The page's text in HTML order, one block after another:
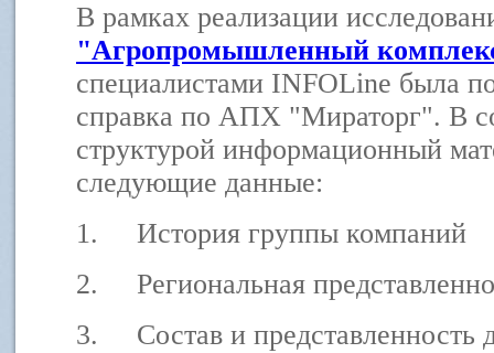
В рамках реализации
"Агропромышленный
специалистами INFOLine была
справка по АПХ "Мираторг". В
структурой информационный
следующие данные:
1. История группы компаний
2. Региональная
3. Состав и представленность